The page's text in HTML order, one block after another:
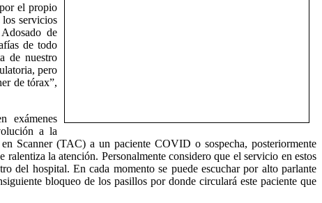
el propio
servicios
de
de todo
de nuestro
pero
de tórax”,
exámenes
a la
Scanner (TAC) a un paciente COVID o sospecha, posteriormente
la atención. Personalmente considero que el servicio en estos
del hospital. En cada momento se puede escuchar por alto parlante
bloqueo de los pasillos por donde circulará este paciente que